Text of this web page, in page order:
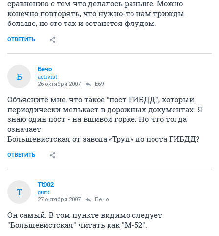
сравнению с тем что делалось раньше. Можно
конечно повторять, что нужно-то нам трижды
больше, но это так и останется флудом.
ОТВЕТИТЬ
Б
Бечо
activist
26 октября 2007 E69
Объясните мне, что такое "пост ГИБДД", который
периодически мелькает в дорожных документах. Я
знаю один пост - на вшивой горке. Но что тогда
означает
Большевистская от завода «Труд» до поста ГИБДД?
ОТВЕТИТЬ
T
Tt002
guru
27 октября 2007 Бечо
Он самый. В том пункте видимо следует
"Большевистская" читать как "М-52".